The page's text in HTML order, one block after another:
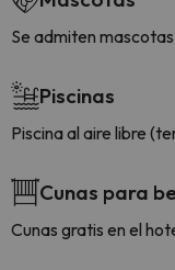
Se admiten
Piscinas
Piscina al aire libre
Cunas para
Cunas gratis en el